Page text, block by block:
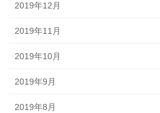
2019年12月
2019年11月
2019年10月
2019年9月
2019年8月